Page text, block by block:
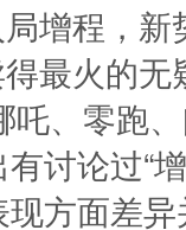
增程，
最火的
吒、零跑
讨论过“
方面差